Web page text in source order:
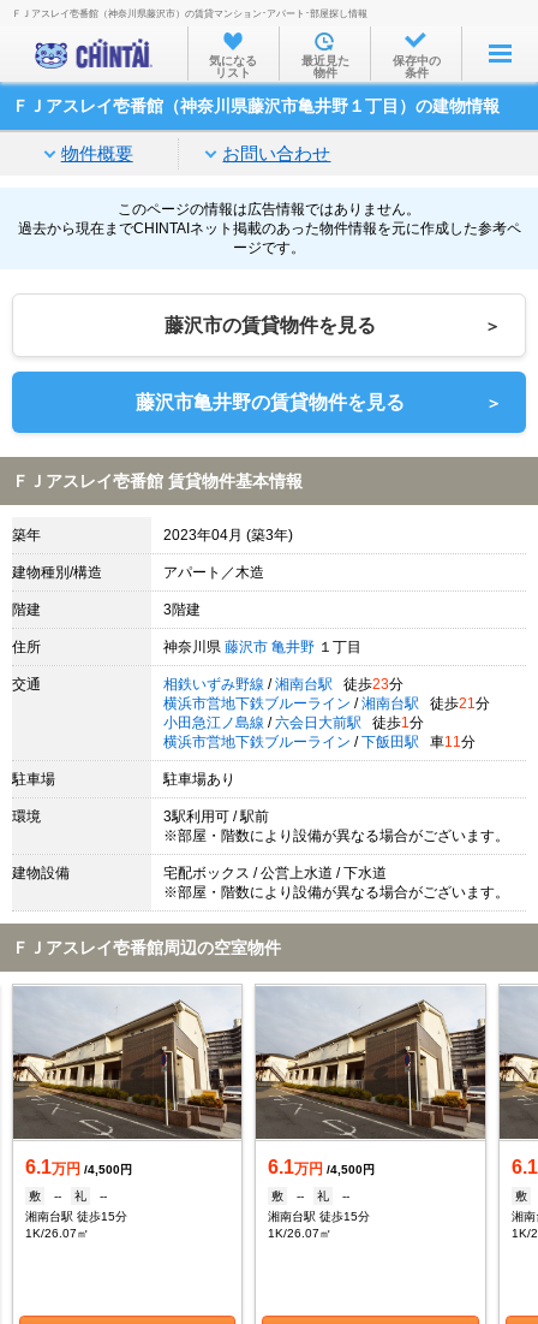
お部屋を探す
沿線・駅から
家賃相場から
通勤通学時間から
物件特集から
不動産会社から
TOP
ＦＪアスレイ壱番館（神奈川県藤沢市）の賃貸マンション･アパート･部屋探し情報
気になる
リスト
最近見た
物件
保存中の
条件
ＦＪアスレイ壱番館（神奈川県藤沢市亀井野１丁目）の建物情報
物件概要 お問い合わせ
このページの情報は広告情報ではありません。
過去から現在までCHINTAIネット掲載のあった物件情報を元に作成した参考ペ
ージです。
藤沢市の賃貸物件を見る ＞
藤沢市亀井野の賃貸物件を見る ＞
ＦＪアスレイ壱番館 賃貸物件基本情報
築年 2023年04月 (築3年)
建物種別/構造 アパート／木造
階建 3階建
住所 神奈川県 藤沢市 亀井野 １丁目
交通 相鉄いずみ野線 / 湘南台駅 徒歩23分
横浜市営地下鉄ブルーライン / 湘南台駅 徒歩21 分
小田急江ノ島線 / 六会日大前駅 徒歩1 分
横浜市営地下鉄ブルーライン / 下飯田駅 車11 分
駐車場 駐車場あり
環境
3駅利用可 / 駅前
※部屋・階数により設備が異なる場合がございます。
建物設備
宅配ボックス / 公営上水道 / 下水道
※部屋・階数により設備が異なる場合がございます。
ＦＪアスレイ壱番館周辺の空室物件
6.1万円 /4,500円
敷
-- 礼
--
湘南台駅 徒歩15分
1K/26.07㎡
6.1万円 /4,500円
敷
-- 礼
--
湘南台駅 徒歩15分
1K/26.07㎡
6.1
敷
湘
1K/